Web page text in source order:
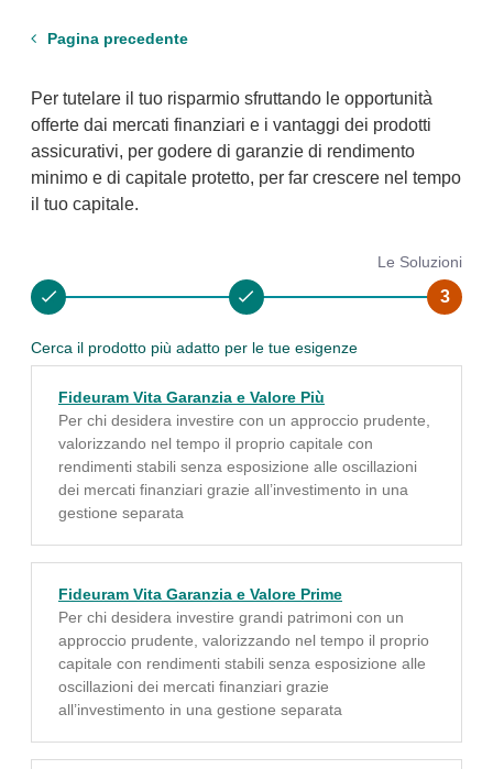
Pagina precedente
Per tutelare il tuo risparmio sfruttando le opportunità
offerte dai mercati finanziari e i vantaggi dei prodotti
assicurativi, per godere di garanzie di rendimento
minimo e di capitale protetto, per far crescere nel tempo
il tuo capitale.
Le Soluzioni
1 2 3
Cerca il prodotto più adatto per le tue esigenze
Fideuram Vita Garanzia e Valore Più
Per chi desidera investire con un approccio prudente,
valorizzando nel tempo il proprio capitale con
rendimenti stabili senza esposizione alle oscillazioni
dei mercati finanziari grazie all’investimento in una
gestione separata
Fideuram Vita Garanzia e Valore Prime
Per chi desidera investire grandi patrimoni con un
approccio prudente, valorizzando nel tempo il proprio
capitale con rendimenti stabili senza esposizione alle
oscillazioni dei mercati finanziari grazie
all’investimento in una gestione separata